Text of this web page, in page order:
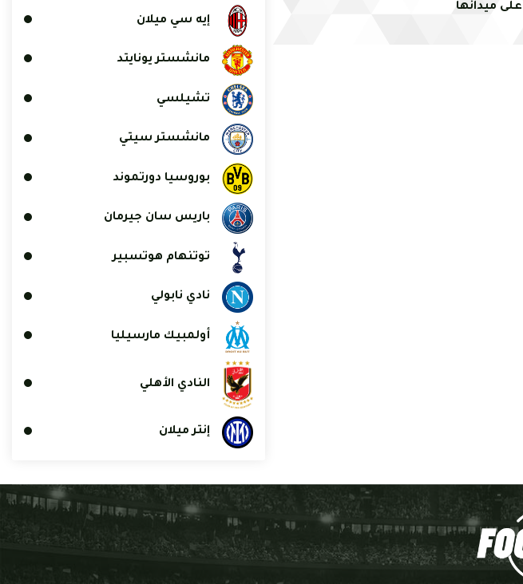
على ميدانها
إيه سي ميلان
مانشستر يونايتد
تشيلسي
مانشستر سيتي
بوروسيا دورتموند
باريس سان جيرمان
توتنهام هوتسبير
نادي نابولي
أولمبيك مارسيليا
النادي الأهلي
إنتر ميلان